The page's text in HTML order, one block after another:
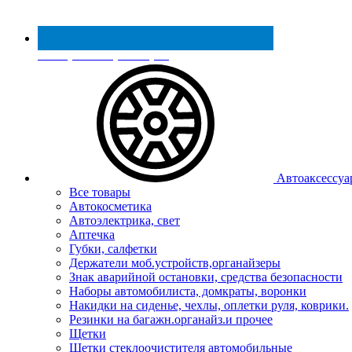
Реестр МинПромТорга
Все товары
Автокосметика
Автоэлектрика, свет
Аптечка
Губки, салфетки
Держатели моб.устройств,органайзеры
Знак аварийной остановки, средства безопасности
Наборы автомобилиста, домкраты, воронки
Накидки на сиденье, чехлы, оплетки руля, коврики.
Резинки на багажн.органайз.и прочее
Щетки
Щетки стеклоочистителя автомобильные